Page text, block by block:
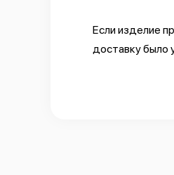
Если изделие
доставку было